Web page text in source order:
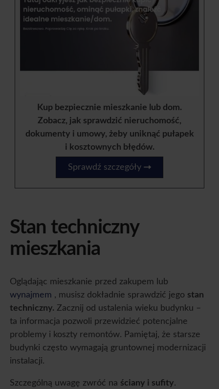
Kup bezpiecznie mieszkanie lub dom.
Zobacz, jak sprawdzić nieruchomość,
dokumenty i umowy, żeby uniknąć pułapek
i kosztownych błędów.
Sprawdź szczegóły
Stan techniczny
mieszkania
Oglądając mieszkanie przed zakupem lub
wynajmem , musisz dokładnie sprawdzić jego stan
techniczny. Zacznij od ustalenia wieku budynku –
ta informacja pozwoli przewidzieć potencjalne
problemy i koszty remontów. Pamiętaj, że starsze
budynki często wymagają gruntownej modernizacji
instalacji.
Szczególną uwagę zwróć na ściany i sufity.